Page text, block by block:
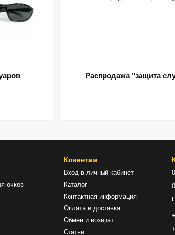
Распродажа "защита
очков
Клиентам
Вход в личный кабинет
Каталог
Контактная информация
Оплата и доставка
Обмен и возврат
Статьи